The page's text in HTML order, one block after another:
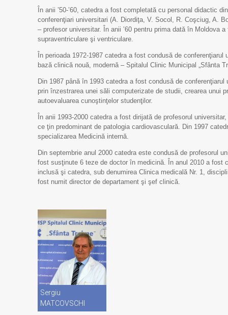
În anii ’50-’60, catedra a fost completată cu personal didactic
conferenţiari universitari (A. Diordiţa, V. Socol, R. Coşciug, A.
– profesor universitar. În anii ’60 pentru prima dată în Moldova
supraventriculare şi ventriculare.
În perioada 1972-1987 catedra a fost condusă de
bază clinică nouă, modernă – Spitalul Clinic Municipal „Sfânta
Din 1987 până în 1993 catedra a fost condusă de
prin înzestrarea unei săli computerizate de studii, crearea unui
autoevaluarea cunoştinţelor studenţilor.
În anii 1993-2000 catedra a fost dirijată de profesorul
ce ţin predominant de patologia cardiovasculară. Din 1997
specializarea Medicină internă.
Din septembrie anul 2000 catedra este condusă de profesorul
fost susţinute 6 teze de doctor în medicină. În anul 2010 a fost
inclusă şi catedra, sub denumirea Clinica medicală Nr. 1,
fost numit director de departament şi şef clinică.
Sergiu
MATCOVSCHI